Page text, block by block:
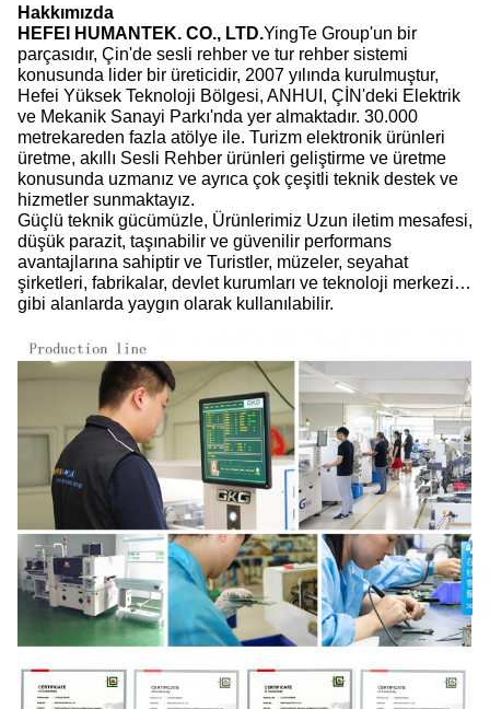
Hakkımızda
HEFEI HUMANTEK. CO., LTD.YingTe Group'un bir
parçasıdır, Çin'de sesli rehber ve tur rehber sistemi
konusunda lider bir üreticidir, 2007 yılında kurulmuştur,
Hefei Yüksek Teknoloji Bölgesi, ANHUI, ÇİN'deki Elektrik
ve Mekanik Sanayi Parkı'nda yer almaktadır. 30.000
metrekareden fazla atölye ile. Turizm elektronik ürünleri
üretme, akıllı Sesli Rehber ürünleri geliştirme ve üretme
konusunda uzmanız ve ayrıca çok çeşitli teknik destek ve
hizmetler sunmaktayız.
Güçlü teknik gücümüzle, Ürünlerimiz Uzun iletim mesafesi,
düşük parazit, taşınabilir ve güvenilir performans
avantajlarına sahiptir ve Turistler, müzeler, seyahat
şirketleri, fabrikalar, devlet kurumları ve teknoloji merkezi…
gibi alanlarda yaygın olarak kullanılabilir.